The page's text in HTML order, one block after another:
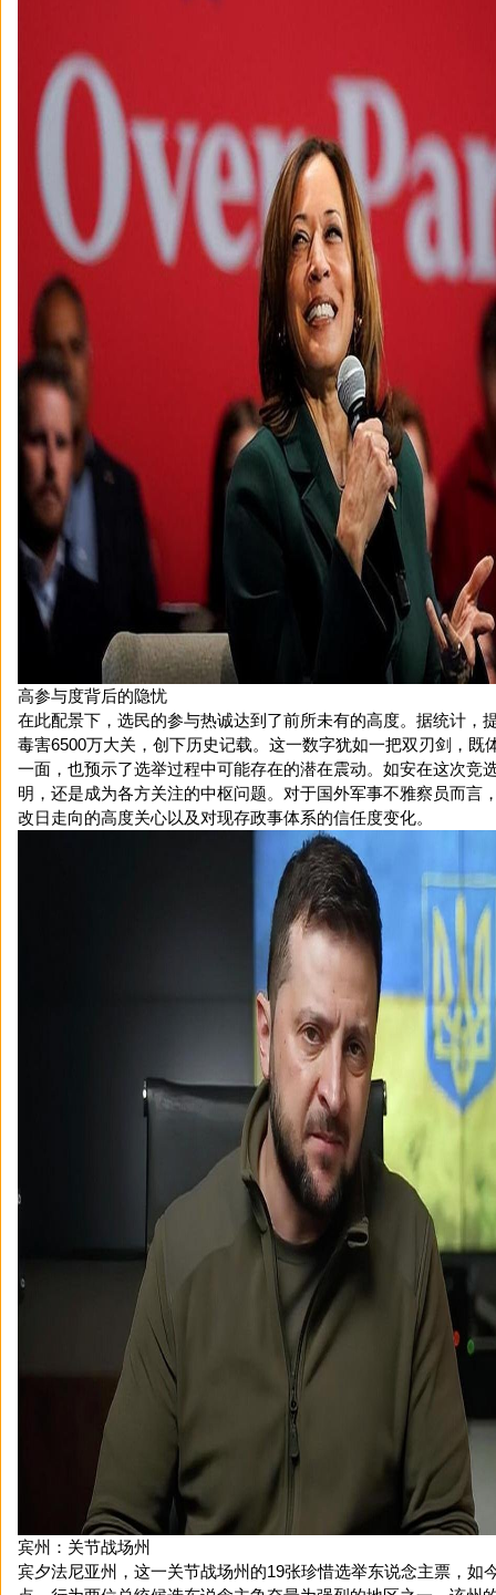
高参与度背后的隐忧
在此配景下，选民的参与热诚达到了前所未有的高度。据统计，
毒害6500万大关，创下历史记载。这一数字犹如一把双刃剑，既
一面，也预示了选举过程中可能存在的潜在震动。如安在这次竞
明，还是成为各方关注的中枢问题。对于国外军事不雅察员而言
改日走向的高度关心以及对现存政事体系的信任度变化。
宾州：关节战场州
宾夕法尼亚州，这一关节战场州的19张珍惜选举东说念主票，如